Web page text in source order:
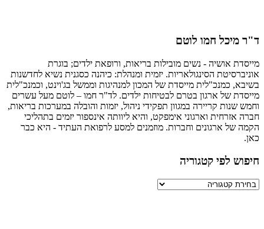
חמו לוטם
אושיה - נשים מובילות בריאות, ורופאת ילדים; בוגרת
הסינגולאריות. יזמית ומנהלת: כיהנה כסגנית נשיא לחדשנות
כמנכ"לית מייסדת של המכון למנהיגות וממשל בג'וינט, וכמנכ"לית
של ארגון בטרם לבטיחות ילדים. לד"ר חמו – לוטם מעל עשרים
קריירה במגוון תפקידי ניהול, יזמות והובלה במערכות בריאות,
וארגוני אימפקט, והיא ליוותה אינספור יזמים בתהליכי
של ארגונים וחברות. מוזמנים למסע לרפואת העתיד - היא כבר
לפי קטגוריה